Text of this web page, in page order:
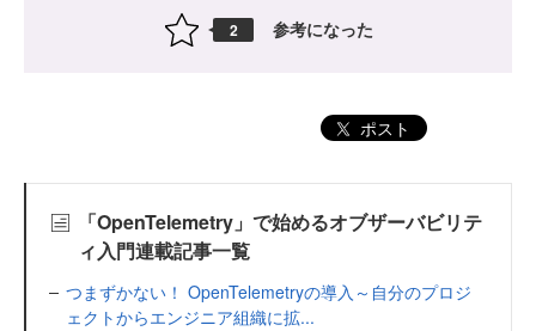
2 参考になった
ポスト
「OpenTelemetry」で始めるオブザーバビリテ
ィ入門連載記事一覧
つまずかない！ OpenTelemetryの導入～自分のプロジ
ェクトからエンジニア組織に拡...